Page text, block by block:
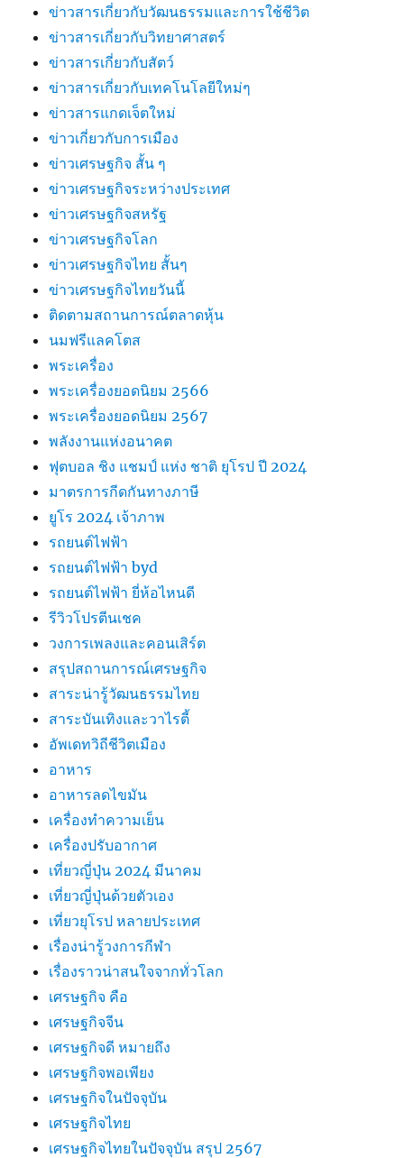
ข่าวสารเกี่ยวกับวัฒนธรรมและการใช้ชีวิต
ข่าวสารเกี่ยวกับวิทยาศาสตร์
ข่าวสารเกี่ยวกับสัตว์
ข่าวสารเกี่ยวกับเทคโนโลยีใหม่ๆ
ข่าวสารแกดเจ็ตใหม่
ข่าวเกี่ยวกับการเมือง
ข่าวเศรษฐกิจ สั้น ๆ
ข่าวเศรษฐกิจระหว่างประเทศ
ข่าวเศรษฐกิจสหรัฐ
ข่าวเศรษฐกิจโลก
ข่าวเศรษฐกิจไทย สั้นๆ
ข่าวเศรษฐกิจไทยวันนี้
ติดตามสถานการณ์ตลาดหุ้น
นมฟรีแลคโตส
พระเครื่อง
พระเครื่องยอดนิยม 2566
พระเครื่องยอดนิยม 2567
พลังงานแห่งอนาคต
ฟุตบอล ชิง แชมป์ แห่ง ชาติ ยุโรป ปี 2024
มาตรการกีดกันทางภาษี
ยูโร 2024 เจ้าภาพ
รถยนต์ไฟฟ้า
รถยนต์ไฟฟ้า byd
รถยนต์ไฟฟ้า ยี่ห้อไหนดี
รีวิวโปรตีนเชค
วงการเพลงและคอนเสิร์ต
สรุปสถานการณ์เศรษฐกิจ
สาระน่ารู้วัฒนธรรมไทย
สาระบันเทิงและวาไรตี้
อัพเดทวิถีชีวิตเมือง
อาหาร
อาหารลดไขมัน
เครื่องทำความเย็น
เครื่องปรับอากาศ
เที่ยวญี่ปุ่น 2024 มีนาคม
เที่ยวญี่ปุ่นด้วยตัวเอง
เที่ยวยุโรป หลายประเทศ
เรื่องน่ารู้วงการกีฬา
เรื่องราวน่าสนใจจากทั่วโลก
เศรษฐกิจ คือ
เศรษฐกิจจีน
เศรษฐกิจดี หมายถึง
เศรษฐกิจพอเพียง
เศรษฐกิจในปัจจุบัน
เศรษฐกิจไทย
เศรษฐกิจไทยในปัจจุบัน สรุป 2567